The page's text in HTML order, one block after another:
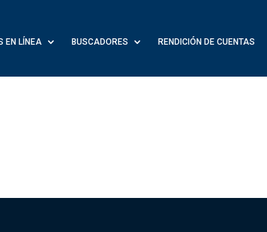
EN LÍNEA BUSCADORES RENDICIÓN DE CUENTAS